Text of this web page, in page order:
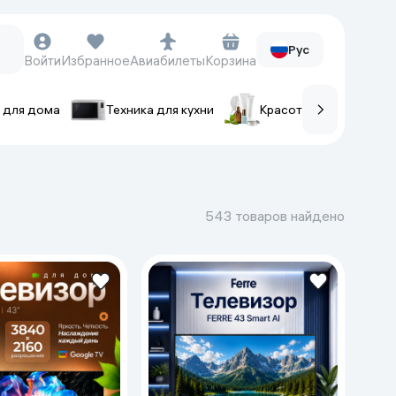
Фитнес-браслеты
Ремешки для часов
Фотоаппараты и видеокамеры
Фотоаппараты
Экшен-камеры
ВойтиИзбранноеАвиабилетыКорзина
Рус
для дома Техника для кухни Красота и уход
543 товаров найдено